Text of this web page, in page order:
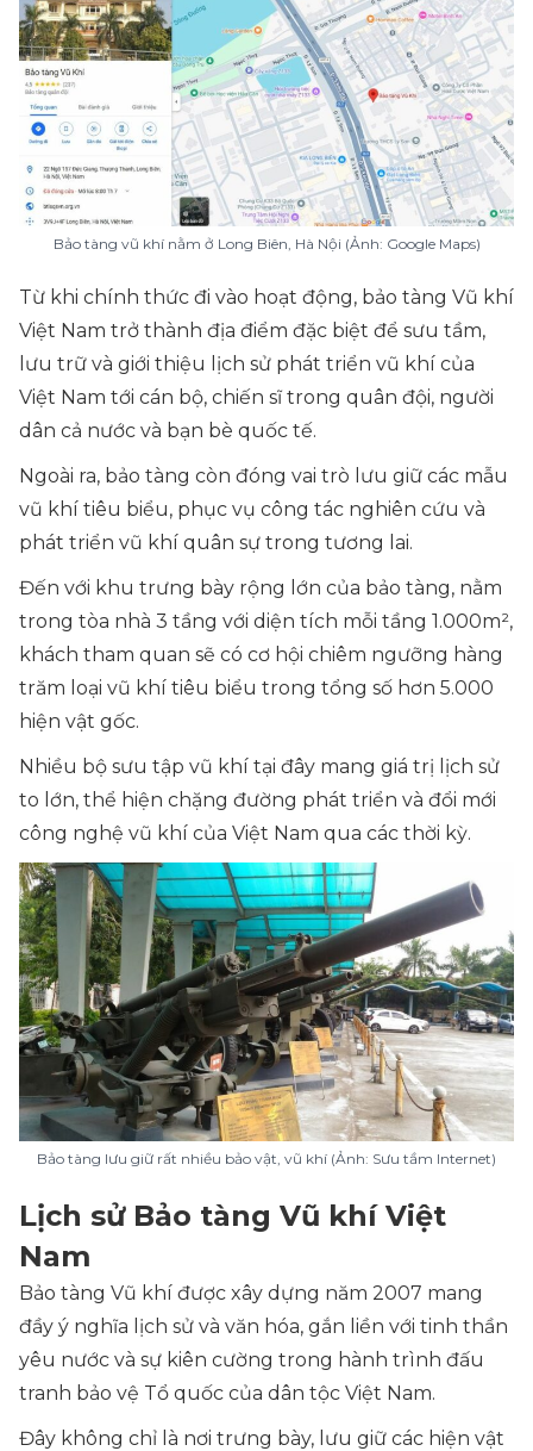
Bảo tàng vũ khí nằm ở Long Biên, Hà Nội (Ảnh: Google Maps)
Từ khi chính thức đi vào hoạt động, bảo tàng Vũ khí
Việt Nam trở thành địa điểm đặc biệt để sưu tầm,
lưu trữ và giới thiệu lịch sử phát triển vũ khí của
Việt Nam tới cán bộ, chiến sĩ trong quân đội, người
dân cả nước và bạn bè quốc tế.
Ngoài ra, bảo tàng còn đóng vai trò lưu giữ các mẫu
vũ khí tiêu biểu, phục vụ công tác nghiên cứu và
phát triển vũ khí quân sự trong tương lai.
Đến với khu trưng bày rộng lớn của bảo tàng, nằm
trong tòa nhà 3 tầng với diện tích mỗi tầng 1.000m²,
khách tham quan sẽ có cơ hội chiêm ngưỡng hàng
trăm loại vũ khí tiêu biểu trong tổng số hơn 5.000
hiện vật gốc.
Nhiều bộ sưu tập vũ khí tại đây mang giá trị lịch sử
to lớn, thể hiện chặng đường phát triển và đổi mới
công nghệ vũ khí của Việt Nam qua các thời kỳ.
Bảo tàng lưu giữ rất nhiều bảo vật, vũ khí (Ảnh: Sưu tầm Internet)
Lịch sử Bảo tàng Vũ khí Việt
Nam
Bảo tàng Vũ khí được xây dựng năm 2007 mang
đầy ý nghĩa lịch sử và văn hóa, gắn liền với tinh thần
yêu nước và sự kiên cường trong hành trình đấu
tranh bảo vệ Tổ quốc của dân tộc Việt Nam.
Đây không chỉ là nơi trưng bày, lưu giữ các hiện vật